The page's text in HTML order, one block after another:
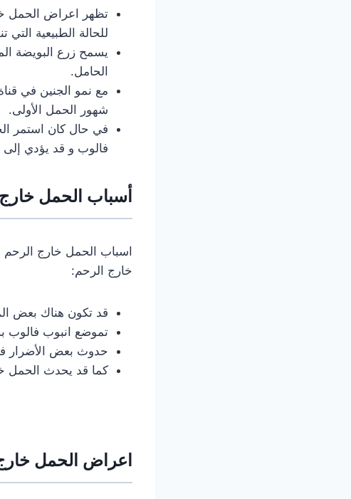
تظهر اعراض الحمل
للحالة الطبيعية
يسمح زرع البويضة
الحامل.
مع نمو الجنين في
شهور الحمل الأولى.
في حال كان استمر
فالوب و قد يؤدي
أسباب الحمل
اسباب الحمل خارج
خارج الرحم:
قد تكون هناك بعض
تموضع انبوب فالوب
حدوث بعض الأضرار
كما قد يحدث الحمل
اعراض الحمل